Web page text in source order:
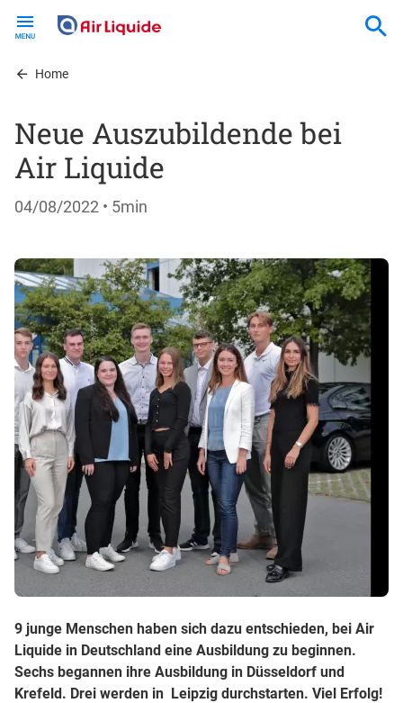
contentHome
Neue Auszubildende bei
Air Liquide
04/08/2022 • 5min
9 junge Menschen haben sich dazu entschieden, bei Air
Liquide in Deutschland eine Ausbildung zu beginnen.
Sechs begannen ihre Ausbildung in Düsseldorf und
Krefeld. Drei werden in Leipzig durchstarten. Viel Erfolg!